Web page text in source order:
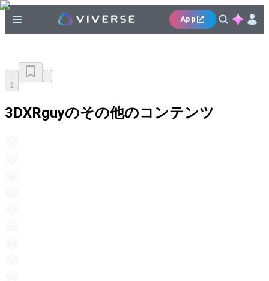
App
1
3DXRguyのその他のコンテンツ